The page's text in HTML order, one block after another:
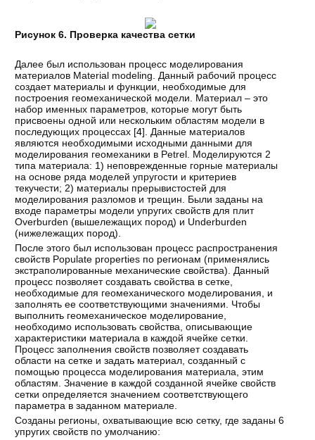
Рисунок 6. Проверка качества сетки
Далее был использован процесс моделирования
материалов Material modeling. Данный рабочий процесс
создает материалы и функции, необходимые для
построения геомеханической модели. Материал – это
набор именных параметров, которые могут быть
присвоены одной или нескольким областям модели в
последующих процессах [4]. Данные материалов
являются необходимыми исходными данными для
моделирования геомеханики в Petrel. Моделируются 2
типа материала: 1) неповрежденные горные материалы
на основе ряда моделей упругости и критериев
текучести; 2) материалы прерывистостей для
моделирования разломов и трещин. Были заданы на
входе параметры модели упругих свойств для плит
Overburden (вышележащих пород) и Underburden
(нижележащих пород).
После этого был использован процесс распространения
свойств Populate properties по регионам (применялись
экстраполированные механические свойства). Данный
процесс позволяет создавать свойства в сетке,
необходимые для геомеханического моделирования, и
заполнять ее соответствующими значениями. Чтобы
выполнить геомеханическое моделирование,
необходимо использовать свойства, описывающие
характеристики материала в каждой ячейке сетки.
Процесс заполнения свойств позволяет создавать
области на сетке и задать материал, созданный с
помощью процесса моделирования материала, этим
областям. Значение в каждой созданной ячейке свойств
сетки определяется значением соответствующего
параметра в заданном материале.
Созданы регионы, охватывающие всю сетку, где заданы 6
упругих свойств по умолчанию: